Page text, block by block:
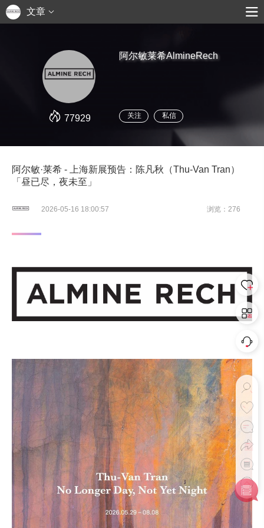
文章
77929
阿尔敏莱希AlmineRech
关注 私信
阿尔敏·莱希 - 上海新展预告：陈凡秋（Thu-Van Tran）
「昼已尽，夜未至」
2026-05-16 18:00:57 浏览：276